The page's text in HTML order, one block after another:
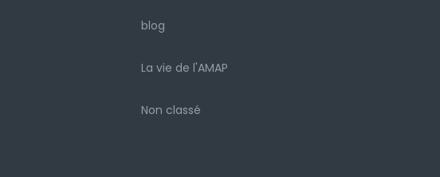
blog
La vie de l'AMAP
Non classé